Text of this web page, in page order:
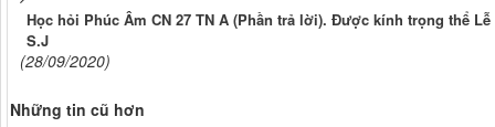
Học hỏi Phúc Âm CN 27 TN A (Phần trả lời). Được kính trọng thể
S.J
(28/09/2020)
Những tin cũ hơn